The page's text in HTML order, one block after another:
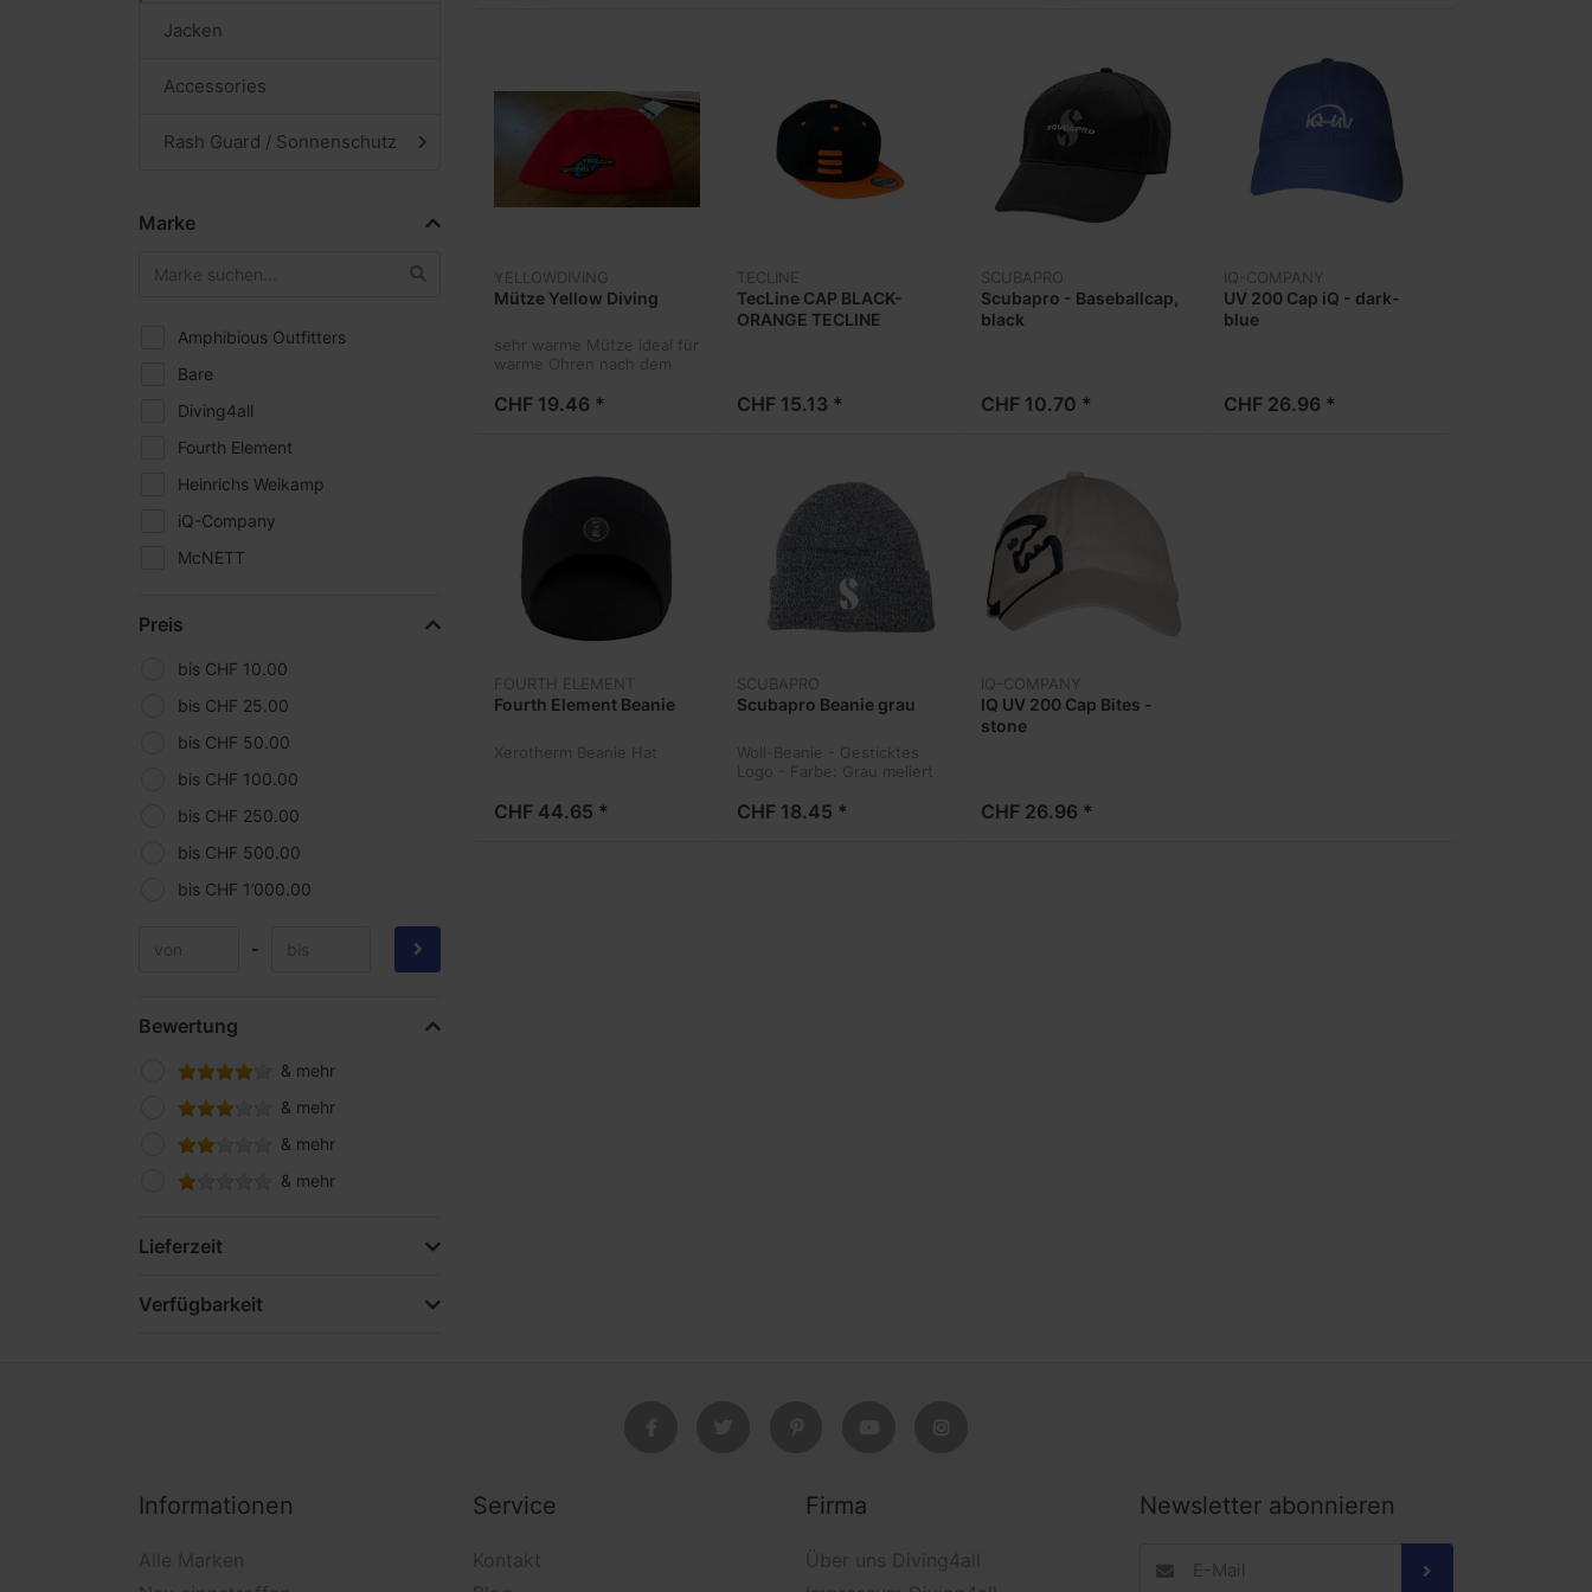
Jacken
Accessories
Rash Guard / Sonnenschutz
Marke
Amphibious Outfitters
Bare
Diving4all
Fourth Element
Heinrichs Weikamp
iQ-Company
McNETT
Scubapro
Scubatech
SEAC Sub
SeaLife
SeaYa
SiTech
Subgear
TecLine
Yellowdiving
Preis
bis CHF 10.00
bis CHF 25.00
bis CHF 50.00
bis CHF 100.00
bis CHF 250.00
bis CHF 500.00
bis CHF 1’000.00
-
Bewertung
& mehr
& mehr
& mehr
& mehr
Lieferzeit
Verfügbarkeit
YELLOWDIVING
Mütze Yellow Diving
sehr warme Mütze ideal für
warme Ohren nach dem
CHF 19.46 *
TECLINE
TecLine CAP BLACK-
ORANGE TECLINE
CHF 15.13 *
SCUBAPRO
Scubapro - Baseballcap,
black
CHF 10.70 *
IQ-COMPANY
UV 200 Cap iQ - dark-
blue
CHF 26.96 *
FOURTH ELEMENT
Fourth Element Beanie
Xerotherm Beanie Hat
CHF 44.65 *
SCUBAPRO
Scubapro Beanie grau
Woll-Beanie - Gesticktes
Logo - Farbe: Grau meliert
CHF 18.45 *
IQ-COMPANY
IQ UV 200 Cap Bites -
stone
CHF 26.96 *
Informationen
Alle Marken
Service
Kontakt
Firma
Über uns Diving4all
Newsletter abonnieren